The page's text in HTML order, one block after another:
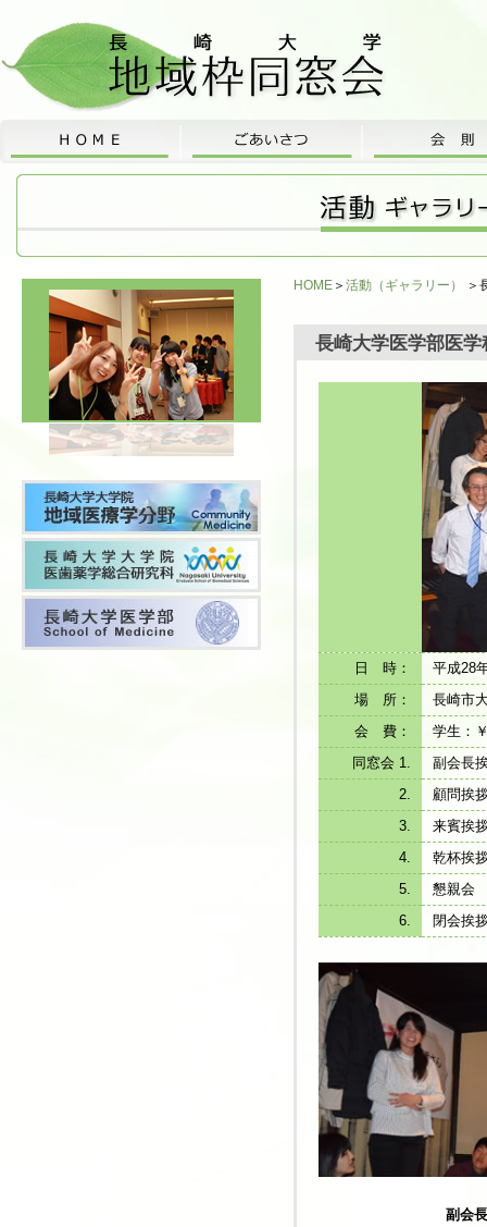
HOME ＞ 活動（ギャラリー） ＞
長崎大学医学部医
日 時：
平成28
場 所：
長崎市
会 費：
学生：
同窓会 1.
副会長
2.
顧問挨
3.
来賓挨
4.
乾杯挨
5.
懇親会
6.
閉会挨
副会